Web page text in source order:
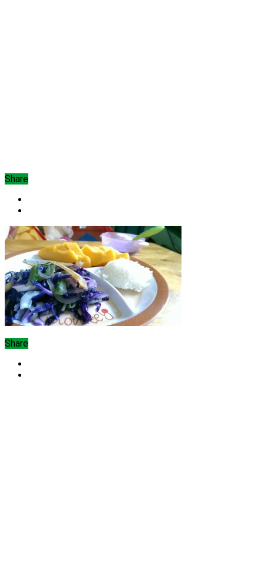
Share
Share